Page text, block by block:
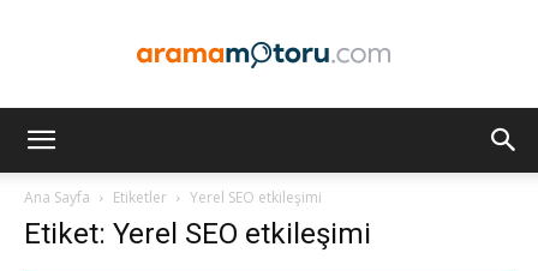
Ana Sayfa Etiketler Yerel SEO etkileşimi
Etiket: Yerel SEO etkileşimi